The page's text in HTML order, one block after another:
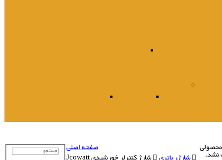
شارژ کنترلر خورشیدی MPPT
power supply
power miner
power supply 0-30V/60A
صفحه اصلی
شارژر باتری
شارژ کنترلر خورشیدی Jcowatt